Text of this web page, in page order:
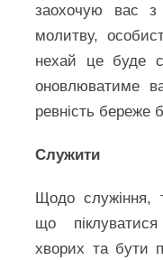
заохочую вас з
молитву,
нехай це буде
оновлюватиме
ревність береже
Служити
Щодо служіння,
що
хворих та бути